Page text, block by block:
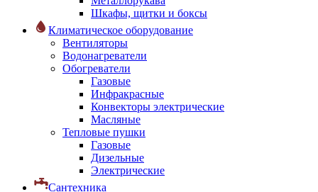
Шкафы, щитки и боксы
Климатическое оборудование
Вентиляторы
Водонагреватели
Обогреватели
Газовые
Инфракрасные
Конвекторы электрические
Масляные
Тепловые пушки
Газовые
Дизельные
Электрические
Сантехника